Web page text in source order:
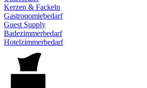
Kerzen & Fackeln
Gastronomiebedarf
Guest Supply
Badezimmerbedarf
Hotelzimmerbedarf